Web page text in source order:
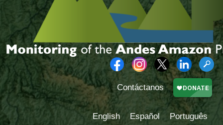
Contáctanos
English Español Português